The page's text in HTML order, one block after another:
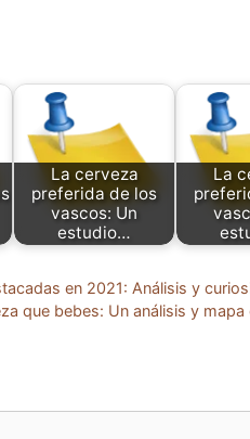
La cerveza
preferida de los
vascos: Un
estudio…
La
en 2021: Análisis y
que bebes: Un análisis y